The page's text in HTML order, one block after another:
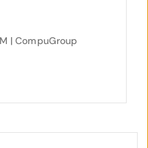
| CompuGroup